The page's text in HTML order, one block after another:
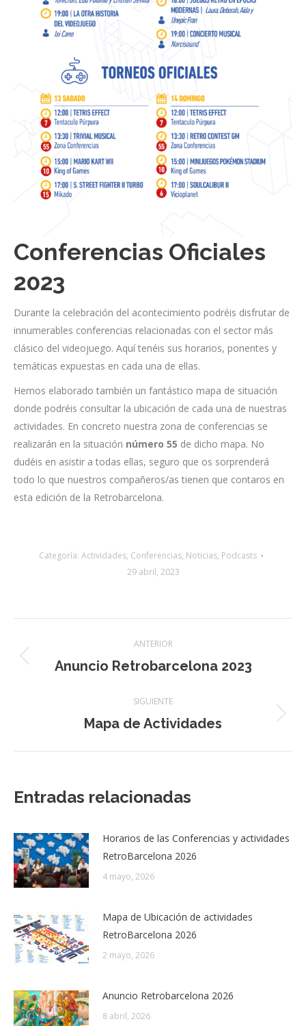
Conferencias Oficiales
2023
Durante la celebración del acontecimiento podréis disfrutar de
innumerables conferencias relacionadas con el sector más
clásico del videojuego. Aquí tenéis sus horarios, ponentes y
temáticas expuestas en cada una de ellas.
Hemos elaborado también un fantástico mapa de situación
donde podréis consultar la ubicación de cada una de nuestras
actividades. En concreto nuestra zona de conferencias se
realizarán en la situación número 55 de dicho mapa. No
dudéis en asistir a todas ellas, seguro que os sorprenderá
todo lo que nuestros compañeros/as tienen que contaros en
esta edición de la Retrobarcelona.
Categoría: Actividades, Conferencias, Noticias, Podcasts
29 abril, 2023
de
ANTERIOR
Entrada
Anuncio Retrobarcelona 2023
SIGUIENTE
Siguiente
Mapa de Actividades
Entradas relacionadas
Horarios de las Conferencias y actividades
RetroBarcelona 2026
4 mayo, 2026
Mapa de Ubicación de actividades
RetroBarcelona 2026
2 mayo, 2026
Anuncio Retrobarcelona 2026
8 abril, 2026